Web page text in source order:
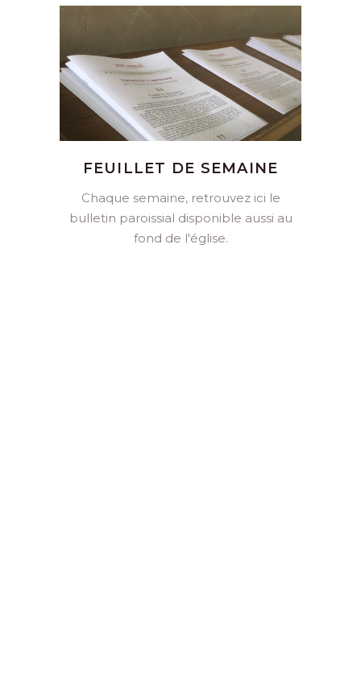
FEUILLET DE SEMAINE
Chaque semaine, retrouvez ici le
bulletin paroissial disponible aussi au
fond de l'église.